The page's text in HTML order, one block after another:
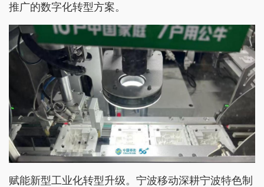
推广的数字化转型方案。
赋能新型工业化转型升级。宁波移动深耕宁波特色制